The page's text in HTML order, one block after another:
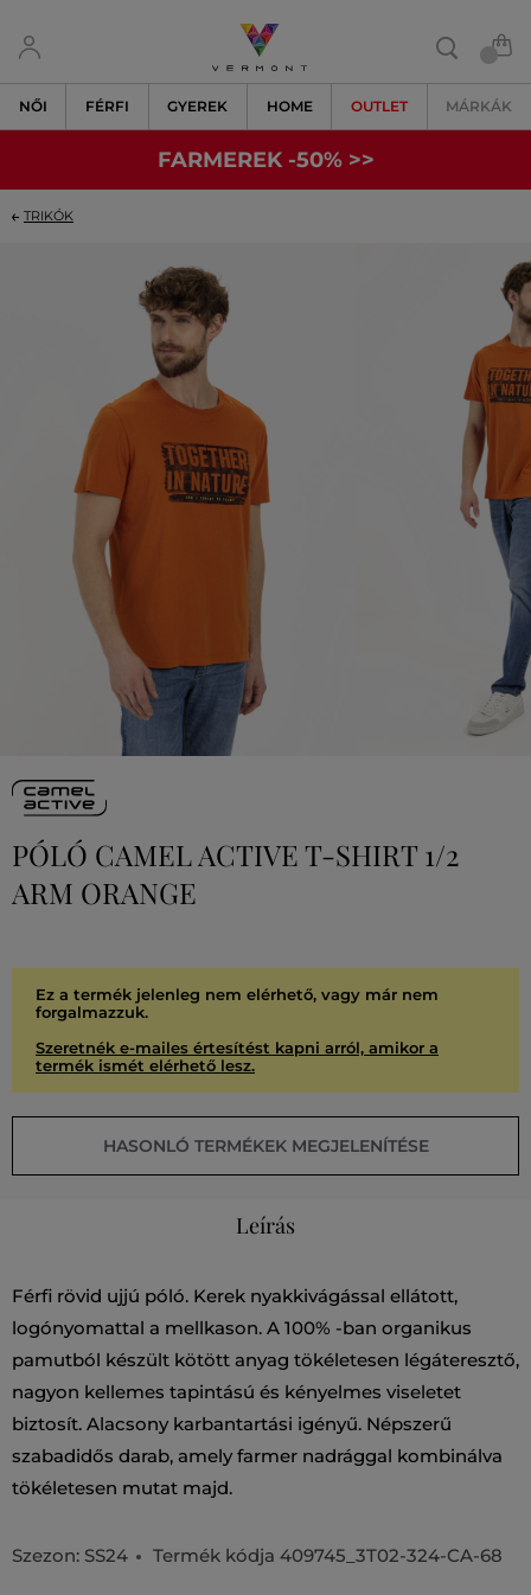
NŐI FÉRFI GYEREK HOME OUTLET MÁRKÁK
FARMEREK -50% >>
TRIKÓK
PÓLÓ CAMEL ACTIVE T-SHIRT 1/2
ARM ORANGE
Ez a termék jelenleg nem elérhető, vagy már nem
forgalmazzuk.
Szeretnék e-mailes értesítést kapni arról, amikor a
termék ismét elérhető lesz.
HASONLÓ TERMÉKEK MEGJELENÍTÉSE
Leírás
Férfi rövid ujjú póló. Kerek nyakkivágással ellátott,
logónyomattal a mellkason. A 100% -ban organikus
pamutból készült kötött anyag tökéletesen légáteresztő,
nagyon kellemes tapintású és kényelmes viseletet
biztosít. Alacsony karbantartási igényű. Népszerű
szabadidős darab, amely farmer nadrággal kombinálva
tökéletesen mutat majd.
Szezon: SS24 Termék kódja 409745_3T02-324-CA-68